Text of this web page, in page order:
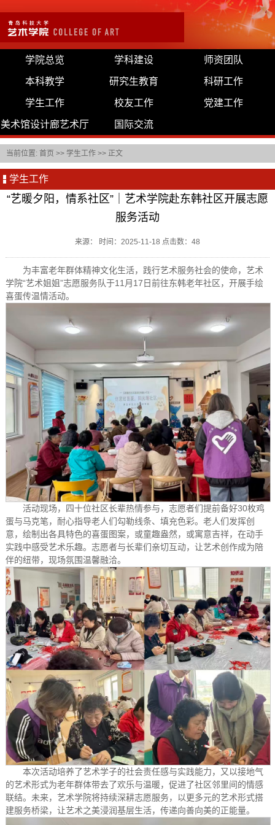
学院总览 学科建设 师资团队
本科教学 研究生教育 科研工作
学生工作 校友工作 党建工作
美术馆设计廊艺术厅 国际交流
当前位置: 首页 >> 学生工作 >> 正文
学生工作
“艺暖夕阳，情系社区”｜艺术学院赴东韩社区开展志愿
服务活动
来源： 时间：2025-11-18 点击数： 48
为丰富老年群体精神文化生活，践行艺术服务社会的使命，艺术
学院“艺术姐姐”志愿服务队于11月17日前往东韩老年社区，开展手绘
喜蛋传温情活动。
活动现场，四十位社区长辈热情参与，志愿者们提前备好30枚鸡
蛋与马克笔，耐心指导老人们勾勒线条、填充色彩。老人们发挥创
意，绘制出各具特色的喜蛋图案，或童趣盎然，或寓意吉祥，在动手
实践中感受艺术乐趣。志愿者与长辈们亲切互动，让艺术创作成为陪
伴的纽带，现场氛围温馨融洽。
本次活动培养了艺术学子的社会责任感与实践能力，又以接地气
的艺术形式为老年群体带去了欢乐与温暖，促进了社区邻里间的情感
联结。未来，艺术学院将持续深耕志愿服务，以更多元的艺术形式搭
建服务桥梁，让艺术之美浸润基层生活，传递向善向美的正能量。